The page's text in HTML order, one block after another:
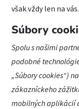
však vždy len na vás.
Súbory
Spolu s našimi
podobné
„Súbory cookies“)
zákazníckeho
mobilných aplikácií